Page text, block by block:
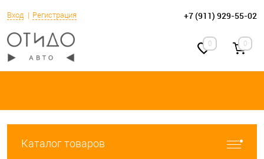
Вход Регистрация +7 (911) 929-55-02
0 0
Каталог товаров